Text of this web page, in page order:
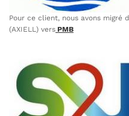
Pour ce client, nous avons migré
(AXIELL) vers PMB